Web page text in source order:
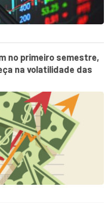
no primeiro semestre,
na volatilidade das